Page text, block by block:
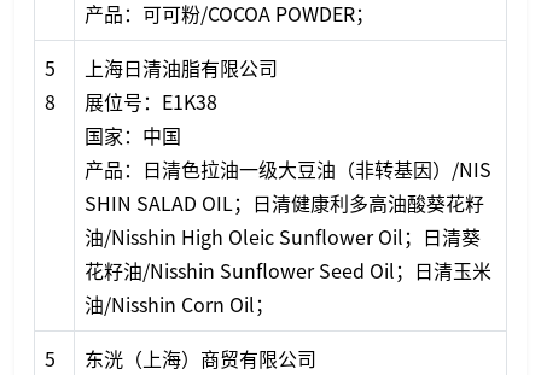
产品：可可粉/COCOA POWDER；
5
8
上海日清油脂有限公司
展位号：E1K38
国家：中国
产品：日清色拉油一级大豆油（非转基因）/NIS
SHIN SALAD OIL；日清健康利多高油酸葵花籽
油/Nisshin High Oleic Sunflower Oil；日清葵
花籽油/Nisshin Sunflower Seed Oil；日清玉米
油/Nisshin Corn Oil；
5
东洸（上海）商贸有限公司